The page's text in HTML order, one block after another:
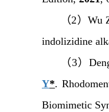
（2）
indolizidine
（3）
Y*.
Biomimetic